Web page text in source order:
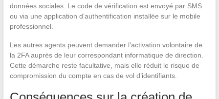
données sociales. Le code de vérification est envoyé par SMS
ou via une application d’authentification installée sur le mobile
professionnel.
Les autres agents peuvent demander l’activation volontaire de
la 2FA auprès de leur correspondant informatique de direction.
Cette démarche reste facultative, mais elle réduit le risque de
compromission du compte en cas de vol d’identifiants.